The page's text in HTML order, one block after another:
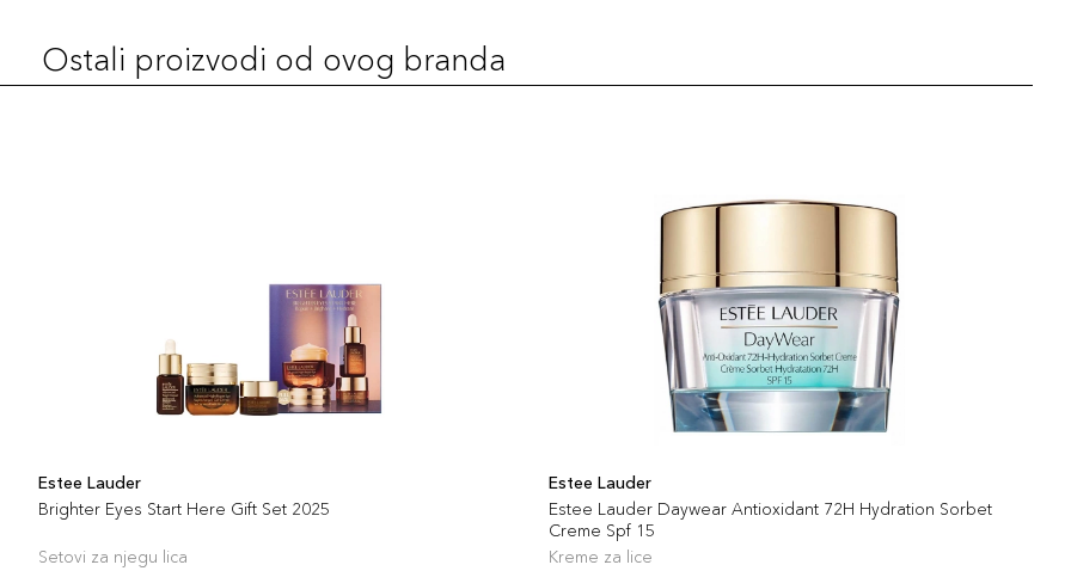
Ostali proizvodi od ovog branda
Estee Lauder
Brighter Eyes Start Here Gift Set 2025
Setovi za njegu lica
Estee Lauder
Estee Lauder Daywear Antioxidant 72H Hydration Sorbet
Creme Spf 15
Kreme za lice